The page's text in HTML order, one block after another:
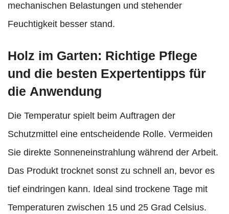
mechanischen Belastungen und stehender
Feuchtigkeit besser stand.
Holz im Garten: Richtige Pflege
und die besten Expertentipps für
die Anwendung
Die Temperatur spielt beim Auftragen der
Schutzmittel eine entscheidende Rolle. Vermeiden
Sie direkte Sonneneinstrahlung während der Arbeit.
Das Produkt trocknet sonst zu schnell an, bevor es
tief eindringen kann. Ideal sind trockene Tage mit
Temperaturen zwischen 15 und 25 Grad Celsius.